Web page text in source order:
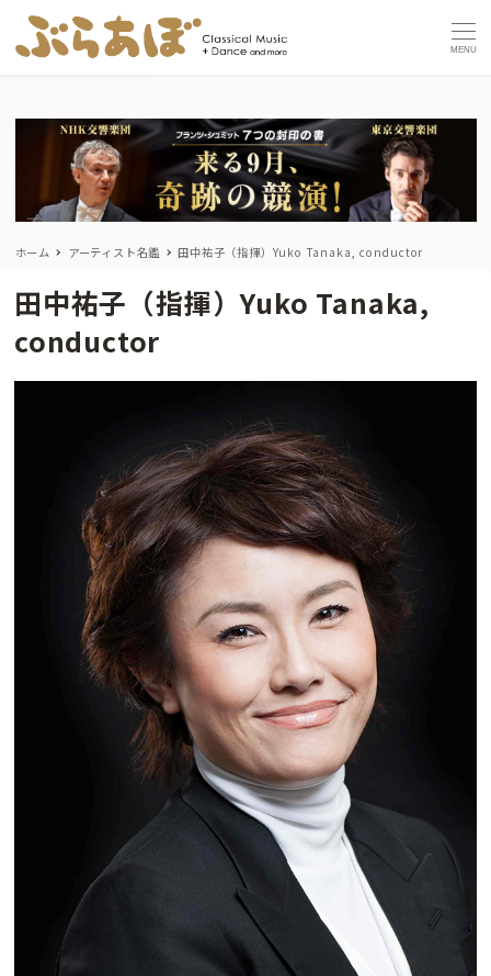
MENU
ホーム アーティスト名鑑 田中祐子（指揮）Yuko Tanaka, conductor
田中祐子（指揮）Yuko Tanaka,
conductor